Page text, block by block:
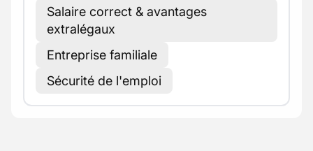
Salaire correct & avantages
extralégaux
Entreprise familiale
Sécurité de l'emploi